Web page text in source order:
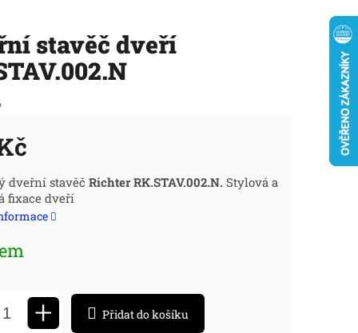
stavěč dveří
dveřní stavěč Richter RK.STAV.002.N. Stylová a
fixace dveří
+ Přidat do košíku